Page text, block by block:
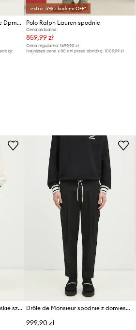
Maharishi spodnie bawełniane Dpm: Sparse Bonsai Snopants
extra -5% z kodem: OFF*
Polo Ralph Lauren spodnie
Cena aktualna:
859,99 zł
Cena regularna: 1699,90 zł
Najniższa cena z 30 dni przed obniżką: 1009,99 zł
Drôle de Monsieur spodnie męskie sztruksowe Le Pantalon Golfeur Corduroy Drôle de Monsieur spodnie z domieszką wełny Le Pantalon Cropped
999,90 zł